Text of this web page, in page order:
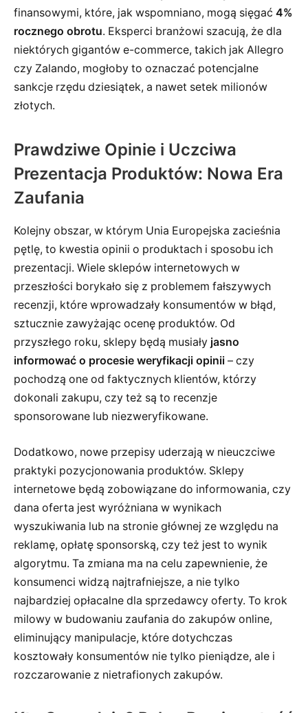
finansowymi, które, jak wspomniano, mogą sięgać 4%
rocznego obrotu. Eksperci branżowi szacują, że dla
niektórych gigantów e-commerce, takich jak Allegro
czy Zalando, mogłoby to oznaczać potencjalne
sankcje rzędu dziesiątek, a nawet setek milionów
złotych.
Prawdziwe Opinie i Uczciwa
Prezentacja Produktów: Nowa Era
Zaufania
Kolejny obszar, w którym Unia Europejska zacieśnia
pętlę, to kwestia opinii o produktach i sposobu ich
prezentacji. Wiele sklepów internetowych w
przeszłości borykało się z problemem fałszywych
recenzji, które wprowadzały konsumentów w błąd,
sztucznie zawyżając ocenę produktów. Od
przyszłego roku, sklepy będą musiały jasno
informować o procesie weryfikacji opinii – czy
pochodzą one od faktycznych klientów, którzy
dokonali zakupu, czy też są to recenzje
sponsorowane lub niezweryfikowane.
Dodatkowo, nowe przepisy uderzają w nieuczciwe
praktyki pozycjonowania produktów. Sklepy
internetowe będą zobowiązane do informowania, czy
dana oferta jest wyróżniana w wynikach
wyszukiwania lub na stronie głównej ze względu na
reklamę, opłatę sponsorską, czy też jest to wynik
algorytmu. Ta zmiana ma na celu zapewnienie, że
konsumenci widzą najtrafniejsze, a nie tylko
najbardziej opłacalne dla sprzedawcy oferty. To krok
milowy w budowaniu zaufania do zakupów online,
eliminujący manipulacje, które dotychczas
kosztowały konsumentów nie tylko pieniądze, ale i
rozczarowanie z nietrafionych zakupów.